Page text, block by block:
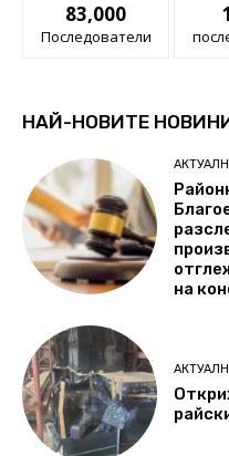
83,000
Последователи
НАЙ-НОВИТЕ
на